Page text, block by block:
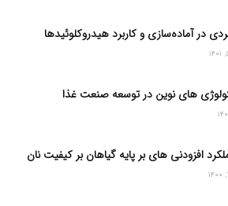
در آماده‌سازی و کاربرد هیدروکلوئیدها
های نوین در توسعه صنعت غذا
افزودنی های بر پایه گیاهان بر کیفیت نان